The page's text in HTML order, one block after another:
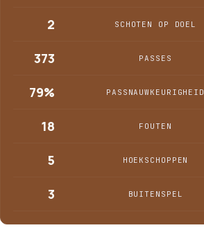
2 SCHOTEN OP DOEL
373 PASSES
79% PASSNAUWKEURIGHEID
18 FOUTEN
5 HOEKSCHOPPEN
3 BUITENSPEL